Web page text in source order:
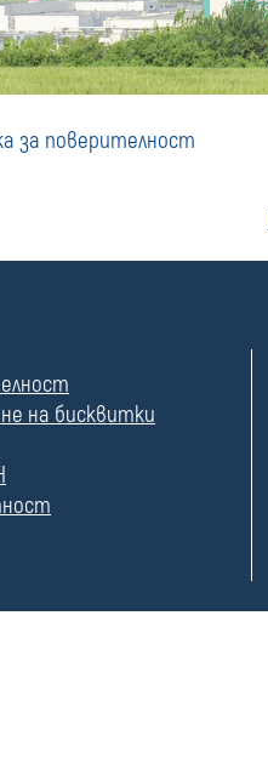
за поверителност
на бисквитки